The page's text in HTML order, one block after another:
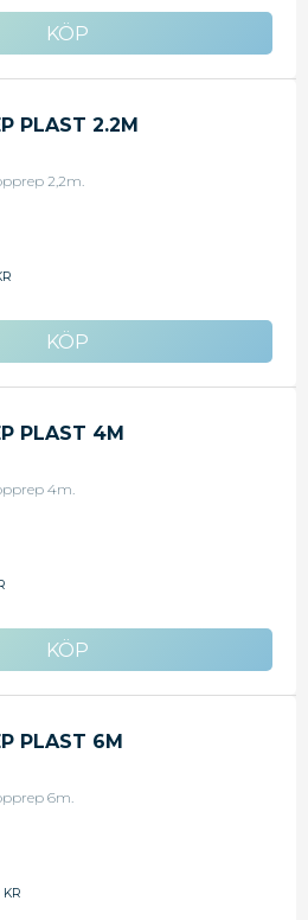
PLAST 2.2M
2,2m.
PLAST 4M
4m.
PLAST 6M
6m.
KR